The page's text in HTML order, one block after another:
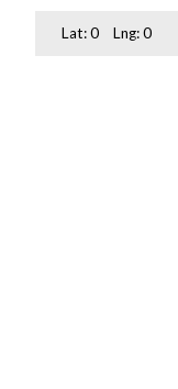
Lat:0 Lng:0